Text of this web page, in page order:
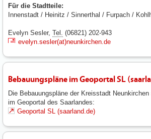
Für die Stadtteile:
Innenstadt / Heinitz / Sinnerthal / Furpach /
Evelyn Sesler, Tel. (06821) 202-943
evelyn.sesler(at)neunkirchen.de
Bebauungspläne im Geoportal SL
Die Bebauungspläne der Kreisstadt
im Geoportal des Saarlandes:
Geoportal SL (saarland.de)